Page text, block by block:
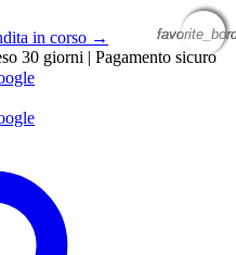
in corso →
30 giorni | Pagamento sicuro